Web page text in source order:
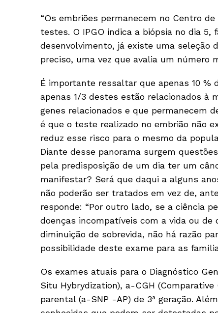
“Os embriões permanecem no Centro
testes. O IPGO indica a biópsia no dia
desenvolvimento, já existe uma seleção
preciso, uma vez que avalia um número
É importante ressaltar que apenas 10 %
apenas 1/3 destes estão relacionados à
genes relacionados e que permanecem
é que o teste realizado no embrião não
reduz esse risco para o mesmo da
Diante desse panorama surgem
pela predisposição de um dia ter um
manifestar? Será que daqui a alguns
não poderão ser tratados em vez de,
responde: “Por outro lado, se a ciência
doenças incompatíveis com a vida ou
diminuição de sobrevida, não há razão
possibilidade deste exame para as
Os exames atuais para o Diagnóstico
Situ Hybrydization), a-CGH
parental (a-SNP -AP) de 3ª geração.